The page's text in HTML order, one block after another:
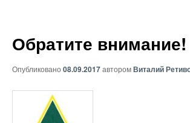
Обратите внимание!
Опубликовано 08.09.2017авторомВиталий